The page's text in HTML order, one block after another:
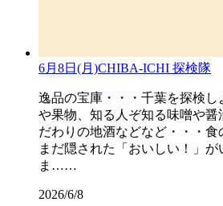
6月8日(月)CHIBA-ICHI 探検隊
逸品の宝庫・・・千葉を探検し
や果物、知る人ぞ知る味噌や醤
だわりの地酒などなど・・・
まだ隠された「おいしい！」
ま……
2026/6/8